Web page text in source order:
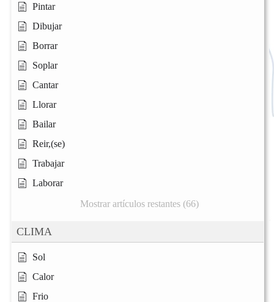
Pintar
Dibujar
Borrar
Soplar
Cantar
Llorar
Bailar
Reir,(se)
Trabajar
Laborar
Mostrar artículos restantes (66)
CLIMA
Sol
Calor
Frio